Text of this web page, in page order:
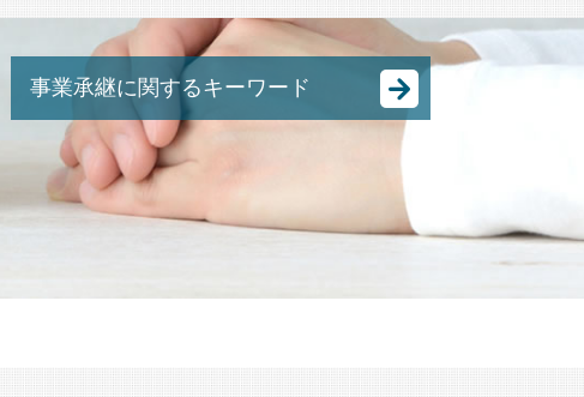
事業承継に関するキーワード
合併 買収 違い
中小企業 後継者問題
M&A 株式譲渡
日本 m&a
株式 の 譲渡